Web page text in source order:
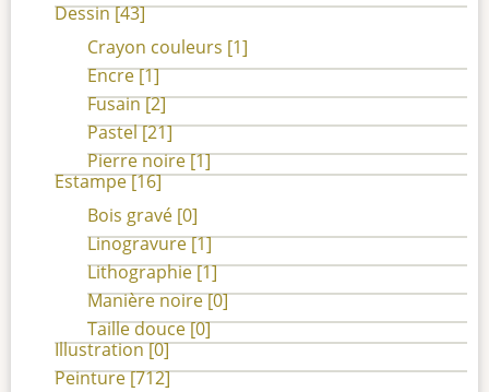
Dessin[43]
Crayon couleurs [1]
Encre[1]
Fusain[2]
Pastel[21]
Pierre noire[1]
Estampe[16]
Bois gravé [0]
Linogravure[1]
Lithographie[1]
Manière noire[0]
Taille douce[0]
Illustration[0]
Peinture[712]